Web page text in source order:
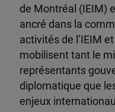
de Montréal (IEIM)
ancré dans la
activités de l’IEIM
mobilisent tant le
représentants
diplomatique que
enjeux